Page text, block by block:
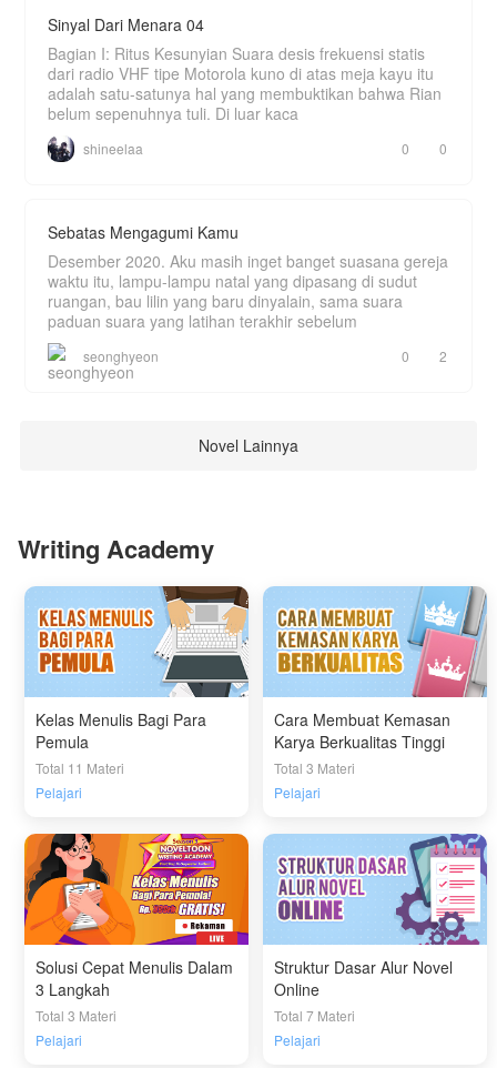
Sinyal Dari Menara 04
Bagian I: Ritus Kesunyian Suara desis frekuensi statis
dari radio VHF tipe Motorola kuno di atas meja kayu itu
adalah satu-satunya hal yang membuktikan bahwa Rian
belum sepenuhnya tuli. Di luar kaca
shineelaa 0 0
Sebatas Mengagumi Kamu
Desember 2020. Aku masih inget banget suasana gereja
waktu itu, lampu-lampu natal yang dipasang di sudut
ruangan, bau lilin yang baru dinyalain, sama suara
paduan suara yang latihan terakhir sebelum
seonghyeon 0 2
Novel Lainnya
Writing Academy
Kelas Menulis Bagi Para
Pemula
Total 11 Materi
Pelajari
Cara Membuat Kemasan
Karya Berkualitas Tinggi
Total 3 Materi
Pelajari
Solusi Cepat Menulis Dalam
3 Langkah
Total 3 Materi
Pelajari
Struktur Dasar Alur Novel
Online
Total 7 Materi
Pelajari